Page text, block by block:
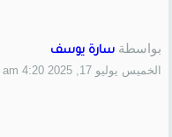
بواسطة سارة يوسف
الخميس يوليو 17, 2025 4:20 am